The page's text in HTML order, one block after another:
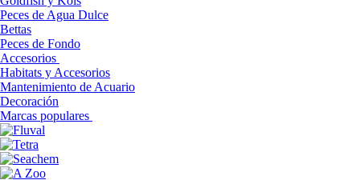
Peces de Agua Dulce
Bettas
Peces de Fondo
Accesorios
Habitats y Accesorios
Mantenimiento de Acuario
Decoración
Marcas populares